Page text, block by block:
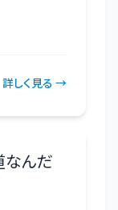
詳しく見る →
なんだ